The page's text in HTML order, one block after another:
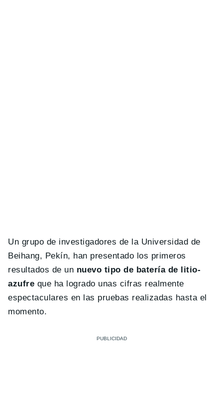
Un grupo de investigadores de la Universidad de
Beihang, Pekín, han presentado los primeros
resultados de un nuevo tipo de batería de litio-
azufre que ha logrado unas cifras realmente
espectaculares en las pruebas realizadas hasta el
momento.